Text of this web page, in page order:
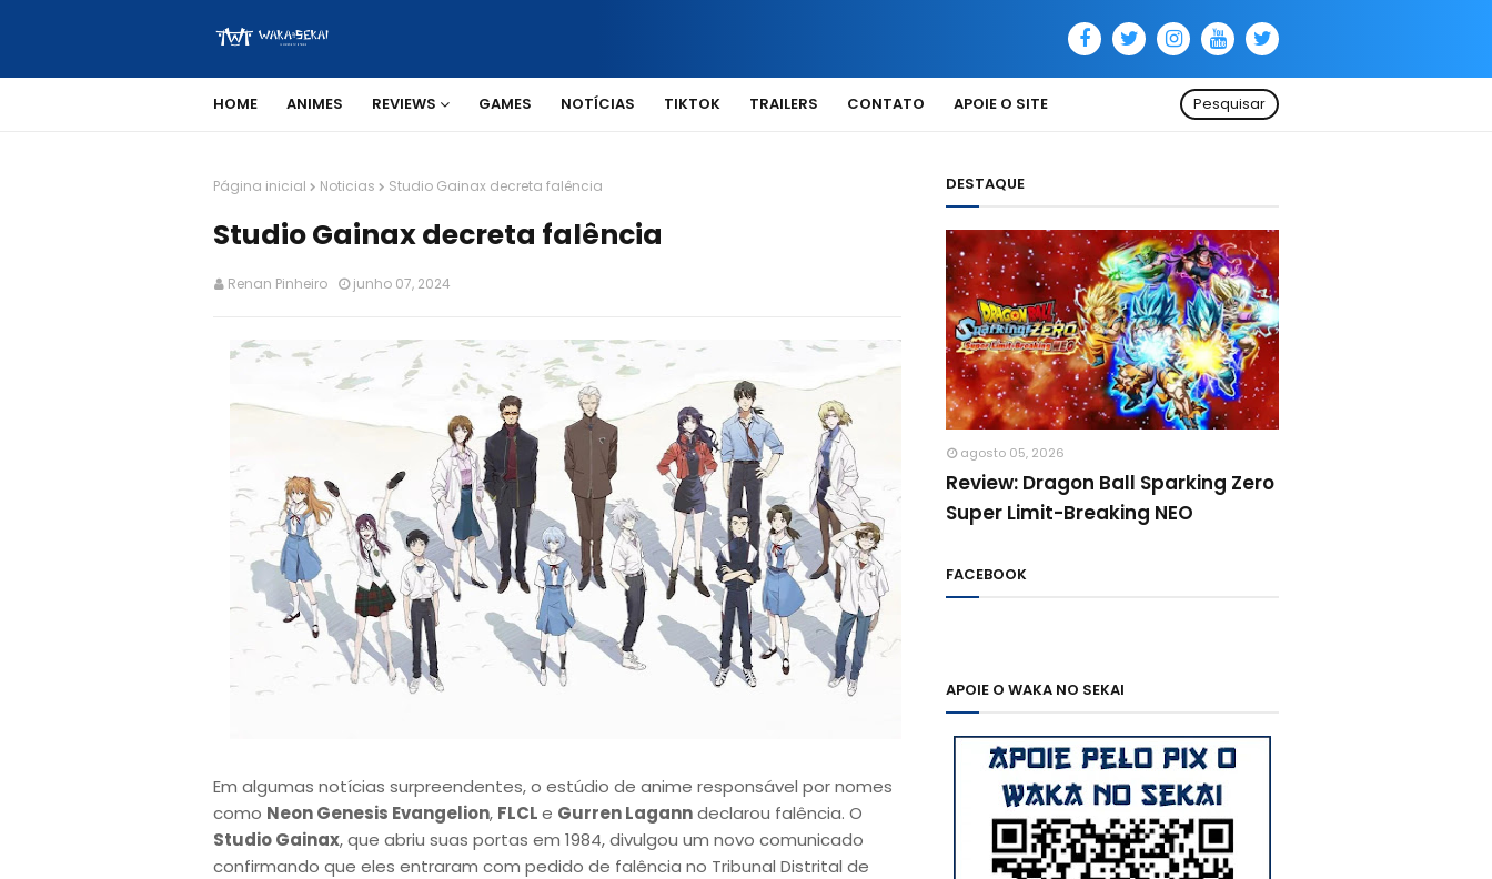
HOME ANIMES REVIEWS GAMES NOTÍCIAS TIKTOK TRAILERS CONTATO APOIE O SITE Pesquisar
Página inicial Noticias Studio Gainax decreta falência
Studio Gainax decreta falência
Renan Pinheiro junho 07, 2024
Em algumas notícias surpreendentes, o estúdio de anime responsável por nomes
como Neon Genesis Evangelion, FLCLe Gurren Laganndeclarou falência. O
Studio Gainax, que abriu suas portas em 1984, divulgou um novo comunicado
confirmando que eles entraram com pedido de falência no Tribunal Distrital de
DESTAQUE
agosto 05, 2026
Review: Dragon Ball Sparking Zero
Super Limit-Breaking NEO
FACEBOOK
APOIE O WAKA NO SEKAI